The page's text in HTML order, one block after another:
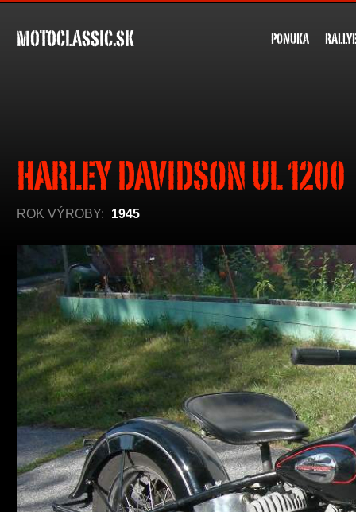
MOTOCLASSIC.SK PONUKA
HARLEY DAVIDSON UL 1200
ROK VÝROBY: 1945